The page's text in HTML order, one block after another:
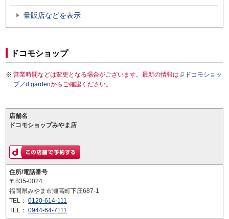
量販店などを表示
ドコモショップ
営業時間などは変更となる場合がございます。最新の情報は
ドコモショッ
プ／d gardenからご確認ください。
店舗名
ドコモショップみやま店
住所/電話番号
〒835-0024
福岡県みやま市瀬高町下庄687-1
TEL： 0120-614-111
TEL： 0944-64-7111